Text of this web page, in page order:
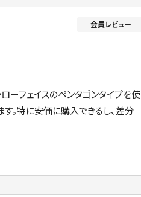
ーフェイスのペンタゴンタイプを使
。特に安価に購入できるし、差分